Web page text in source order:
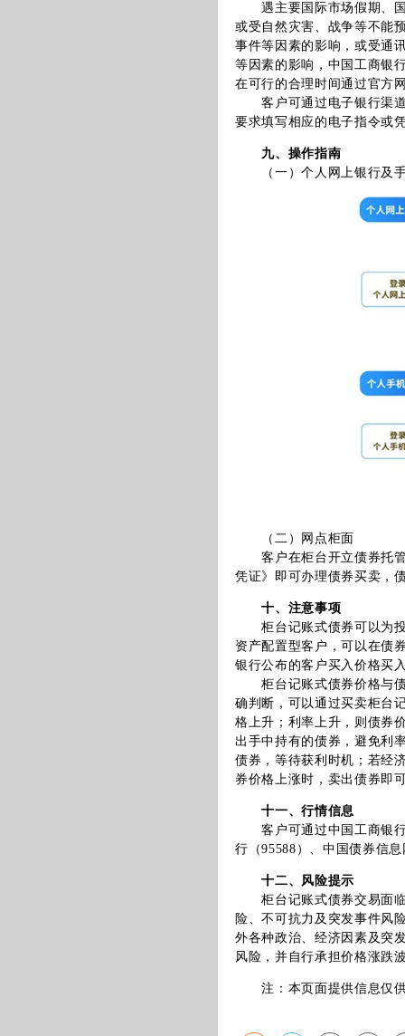
遇主要国际市场假期、国
或受自然灾害、战争等不能
事件等因素的影响，或受通
等因素的影响，中国工商银
在可行的合理时间通过官方
客户可通过电子银行渠道
要求填写相应的电子指令或
九、操作指南
（一）个人网上银行及
（二）网点柜面
客户在柜台开立债券托管
凭证》即可办理债券买卖，
十、注意事项
柜台记账式债券可以为投
资产配置型客户，可以在债
银行公布的客户买入价格买
柜台记账式债券价格与债
确判断，可以通过买卖柜台
格上升；利率上升，则债券
出手中持有的债券，避免利
债券，等待获利时机；若经
券价格上涨时，卖出债券即
十一、行情信息
客户可通过中国工商银行
行（95588）、中国债券信
十二、风险提示
柜台记账式债券交易面临
险、不可抗力及突发事件风
外各种政治、经济因素及突
风险，并自行承担价格涨跌
注：本页面提供信息仅供